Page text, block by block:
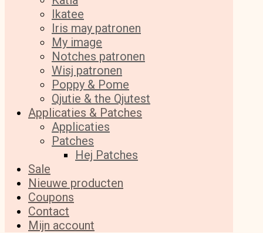
Ikatee
Iris may patronen
My image
Notches patronen
Wisj patronen
Poppy & Pome
Qjutie & the Qjutest
Applicaties & Patches
Applicaties
Patches
Hej Patches
Sale
Nieuwe producten
Coupons
Contact
Mijn account